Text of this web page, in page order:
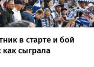
в старте и бой
как сыграла